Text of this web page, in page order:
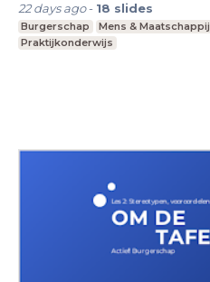
22 days ago- 18 slides
Burgerschap Mens & Maatschappij
Praktijkonderwijs